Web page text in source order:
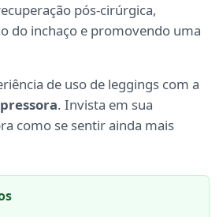
pós-cirúrgica,
do inchaço e promovendo uma
de uso de leggings com a
. Invista em sua
como se sentir ainda mais